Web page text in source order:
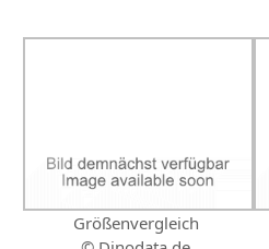
Größenvergleich